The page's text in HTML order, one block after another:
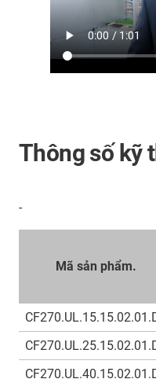
Thông số kỹ
-
Mã sản phẩm.